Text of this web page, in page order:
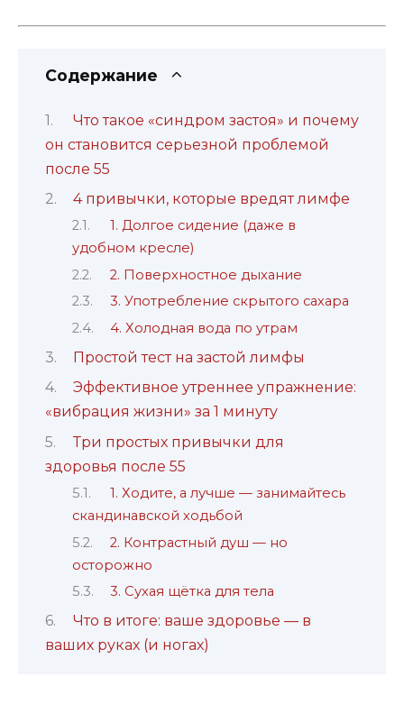
Содержание
Что такое «синдром застоя» и почему
он становится серьезной проблемой
после 55
4 привычки, которые вредят лимфе
1. Долгое сидение (даже в
удобном кресле)
2. Поверхностное дыхание
3. Употребление скрытого сахара
4. Холодная вода по утрам
Простой тест на застой лимфы
Эффективное утреннее упражнение:
«вибрация жизни» за 1 минуту
Три простых привычки для
здоровья после 55
1. Ходите, а лучше — занимайтесь
скандинавской ходьбой
2. Контрастный душ — но
осторожно
3. Сухая щётка для тела
Что в итоге: ваше здоровье — в
ваших руках (и ногах)